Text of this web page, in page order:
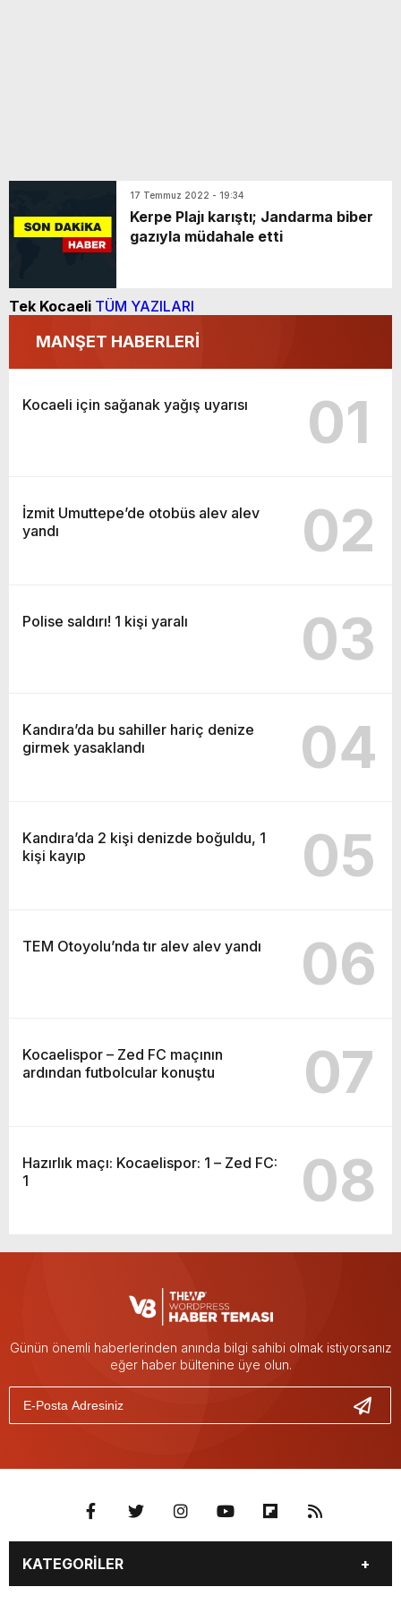
17 Temmuz 2022 - 19:34
Kerpe Plajı karıştı; Jandarma biber
gazıyla müdahale etti
Tek Kocaeli TÜM YAZILARI
MANŞET HABERLERİ
Kocaeli için sağanak yağış uyarısı 01
İzmit Umuttepe’de otobüs alev alev
yandı
02
Polise saldırı! 1 kişi yaralı 03
Kandıra’da bu sahiller hariç denize
girmek yasaklandı
04
Kandıra’da 2 kişi denizde boğuldu, 1
kişi kayıp
05
TEM Otoyolu’nda tır alev alev yandı 06
Kocaelispor – Zed FC maçının
ardından futbolcular konuştu
07
Hazırlık maçı: Kocaelispor: 1 – Zed FC:
1
08
Günün önemli haberlerinden anında bilgi sahibi olmak istiyorsanız
eğer haber bültenine üye olun.
KATEGORİLER